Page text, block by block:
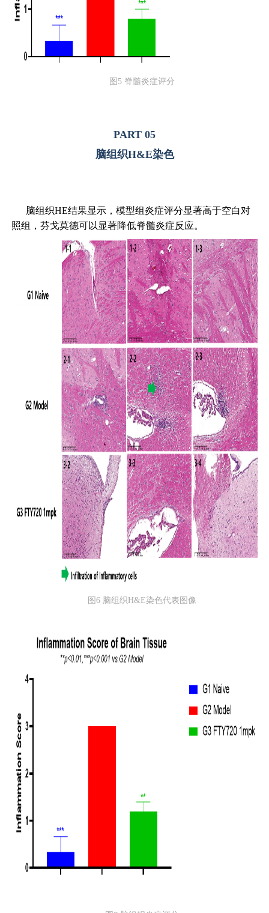
图5 脊髓炎症评分
PART 05
脑组织H&E染色
脑组织HE结果显示，模型组炎症评分显著高于空白对
照组，芬戈莫德可以显著降低脊髓炎症反应。
图6 脑组织H&E染色代表图像